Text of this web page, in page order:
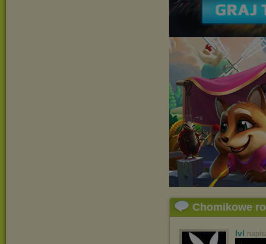
Chomikowe
lvl